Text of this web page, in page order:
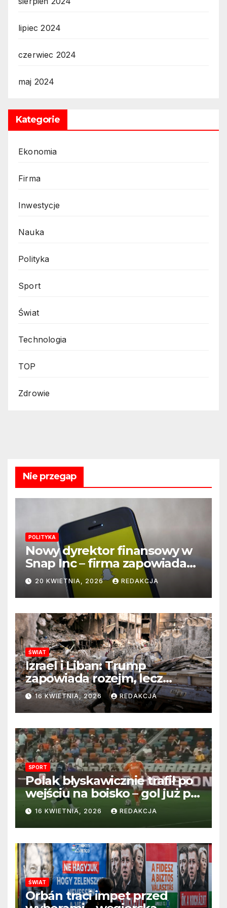
lipiec 2024
czerwiec 2024
maj 2024
Kategorie
Ekonomia
Firma
Inwestycje
Nauka
Polityka
Sport
Świat
Technologia
TOP
Zdrowie
Nie przegap
POLITYKA
Nowy dyrektor finansowy w
Snap Inc – firma zapowiada
zmianę na kluczowym
stanowisku
20 KWIETNIA, 2026 REDAKCJA
ŚWIAT
Izrael i Liban: Trump
zapowiada rozejm, lecz
perspektywa zakończenia
wojny wciąż odległa
16 KWIETNIA, 2026 REDAKCJA
SPORT
Polak błyskawicznie trafił po
wejściu na boisko – gol już po
22 sekundach!
16 KWIETNIA, 2026 REDAKCJA
ŚWIAT
Orbán traci impet przed